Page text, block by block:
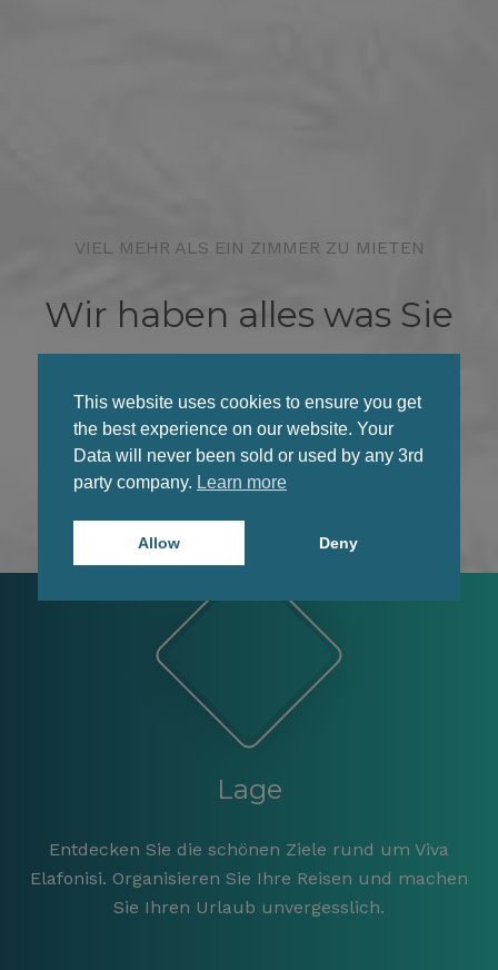
This website uses cookies to ensure you get
the best experience on our website. Your
Data will never been sold or used by any 3rd
party company. Learn more
Allow Deny
VIEL MEHR ALS EIN ZIMMER ZU MIETEN
Wir haben alles was Sie
Aufenthalt brauchen
Lage
Entdecken Sie die schönen Ziele rund um Viva
Elafonisi. Organisieren Sie Ihre Reisen und machen
Sie Ihren Urlaub unvergesslich.